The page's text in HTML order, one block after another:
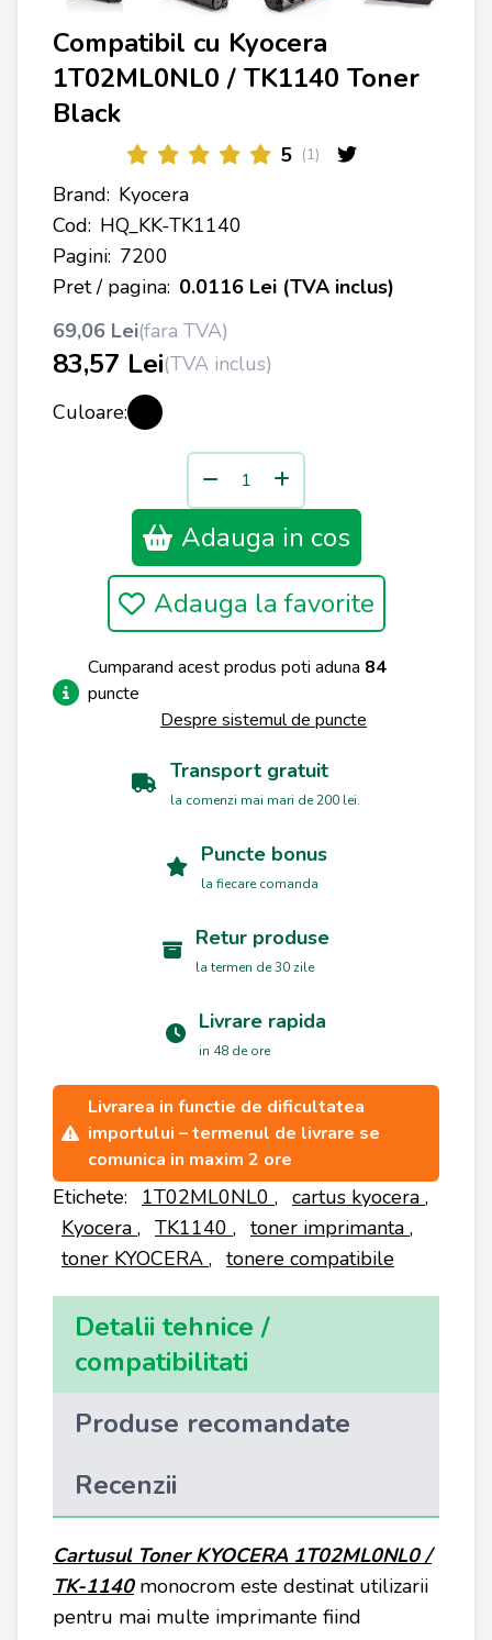
Compatibil cu Kyocera
1T02ML0NL0 / TK1140 Toner
Black
5 (1)
Brand: Kyocera
Cod: HQ_KK-TK1140
Pagini: 7200
Pret / pagina: 0.0116 Lei (TVA inclus)
69,06 Lei(fara TVA)
83,57 Lei(TVA inclus)
Culoare:
Adauga in cos
Adauga la favorite
Cumparand acest produs poti aduna 84
puncte
Despre sistemul de puncte
Transport gratuit
la comenzi mai mari de 200 lei.
Puncte bonus
la fiecare comanda
Retur produse
la termen de 30 zile
Livrare rapida
in 48 de ore
Livrarea in functie de dificultatea
importului – termenul de livrare se
comunica in maxim 2 ore
Etichete: 1T02ML0NL0 , cartus kyocera ,
Kyocera , TK1140 , toner imprimanta ,
toner KYOCERA , tonere compatibile
Detalii tehnice /
compatibilitati
Produse recomandate
Recenzii
Cartusul Toner KYOCERA 1T02ML0NL0 /
TK-1140monocrom este destinat utilizarii
pentru mai multe imprimante fiind